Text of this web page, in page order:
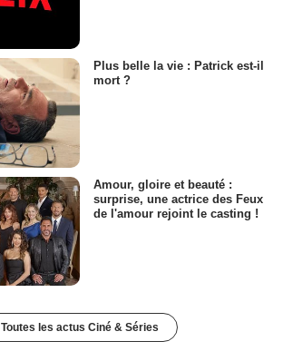
Plus belle la vie : Patrick est-il
mort ?
Amour, gloire et beauté :
surprise, une actrice des Feux
de l'amour rejoint le casting !
Toutes les actus Ciné & Séries